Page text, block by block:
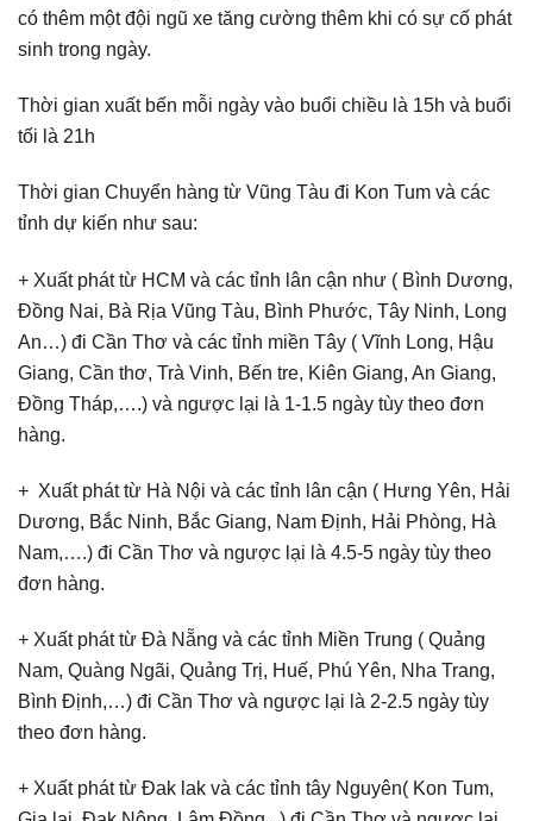
có thêm một đội ngũ xe tăng cường thêm khi có sự cố phát
sinh trong ngày.
Thời gian xuất bến mỗi ngày vào buổi chiều là 15h và buổi
tối là 21h
Thời gian Chuyển hàng từ Vũng Tàu đi Kon Tum và các
tỉnh dự kiến như sau:
+ Xuất phát từ HCM và các tỉnh lân cận như ( Bình Dương,
Đồng Nai, Bà Rịa Vũng Tàu, Bình Phước, Tây Ninh, Long
An…) đi Cần Thơ và các tỉnh miền Tây ( Vĩnh Long, Hậu
Giang, Cần thơ, Trà Vinh, Bến tre, Kiên Giang, An Giang,
Đồng Tháp,….) và ngược lại là 1-1.5 ngày tùy theo đơn
hàng.
+ Xuất phát từ Hà Nội và các tỉnh lân cận ( Hưng Yên, Hải
Dương, Bắc Ninh, Bắc Giang, Nam Định, Hải Phòng, Hà
Nam,….) đi Cần Thơ và ngược lại là 4.5-5 ngày tùy theo
đơn hàng.
+ Xuất phát từ Đà Nẵng và các tỉnh Miền Trung ( Quảng
Nam, Quàng Ngãi, Quảng Trị, Huế, Phú Yên, Nha Trang,
Bình Định,…) đi Cần Thơ và ngược lại là 2-2.5 ngày tùy
theo đơn hàng.
+ Xuất phát từ Đak lak và các tỉnh tây Nguyên( Kon Tum,